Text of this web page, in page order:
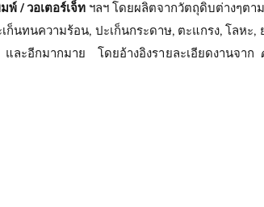
พ์ / วอเตอร์เจ็ท ฯลฯ โดยผลิตจากวัตถุดิบต่างๆตา
ก็นทนความร้อน, ปะเก็นกระดาษ, ตะแกรง, โลหะ,
ละอีกมากมาย โดยอ้างอิงรายละเอียดงานจาก